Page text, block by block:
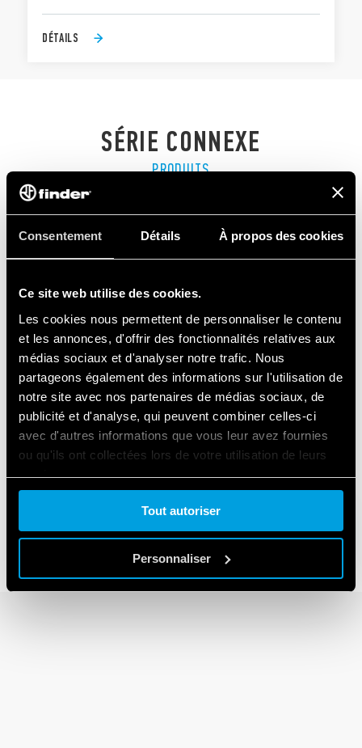
Consentement Détails À propos des cookies
Ce site web utilise des cookies.
Les cookies nous permettent de personnaliser le contenu
et les annonces, d'offrir des fonctionnalités relatives aux
médias sociaux et d'analyser notre trafic. Nous
partageons également des informations sur l'utilisation de
notre site avec nos partenaires de médias sociaux, de
publicité et d'analyse, qui peuvent combiner celles-ci
avec d'autres informations que vous leur avez fournies
ou qu'ils ont collectées lors de votre utilisation de leurs
services.
Tout autoriser
Personnaliser
DÉTAILS
SÉRIE CONNEXE
PRODUITS
SÉRIE 90
Supports pour relais Séries 60 et 88